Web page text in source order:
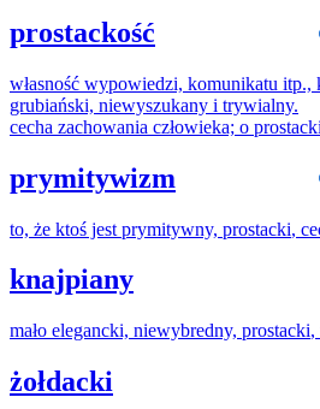
prostackość
własność wypowiedzi, komunikatu itp.,
grubiański, niewyszukany i trywialny.
cecha zachowania człowieka; o prostacki
prymitywizm
to, że ktoś jest prymitywny, prostacki,
knajpiany
mało elegancki, niewybredny, prostacki,
żołdacki